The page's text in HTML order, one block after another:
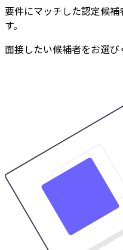
要件にマッチした認定候
す。
面接したい候補者をお選び